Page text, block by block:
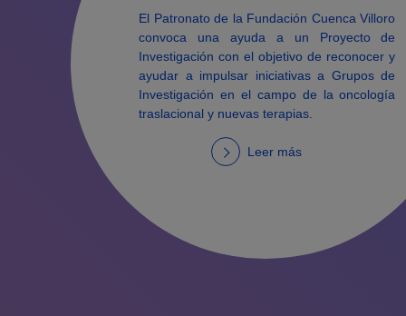
El Patronato de la Fundación Cuenca Villoro
convoca una ayuda a un Proyecto de
Investigación con el objetivo de reconocer y
ayudar a impulsar iniciativas a Grupos de
Investigación en el campo de la oncología
traslacional y nuevas terapias.
Leer más